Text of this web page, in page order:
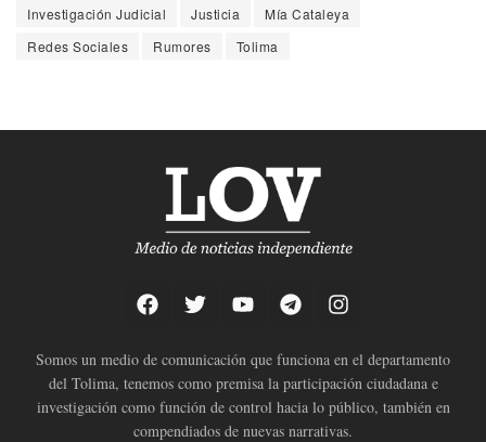
Investigación Judicial
Justicia
Mía Cataleya
Redes Sociales
Rumores Tolima
Somos un medio de comunicación que funciona en el departamento
del Tolima, tenemos como premisa la participación ciudadana e
investigación como función de control hacia lo público, también en
compendiados de nuevas narrativas.